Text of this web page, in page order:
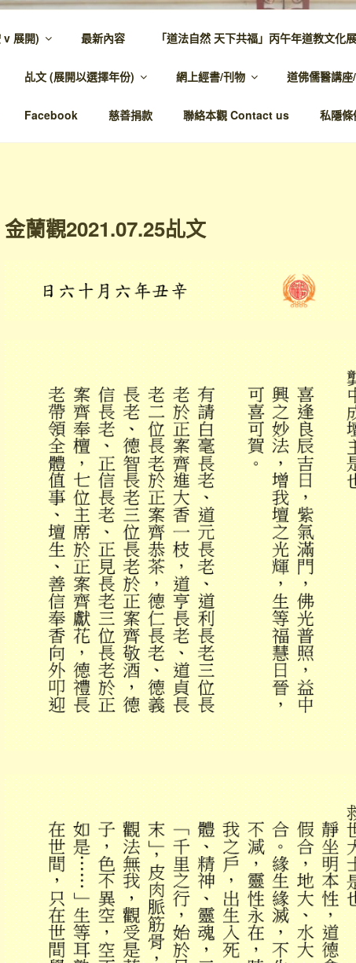
金蘭觀 – 主網頁
金蘭至誠，神人溫馨，代天宣化，百業昌興
v 展開) 最新內容 「道法自然 天下共福」丙午年道教文化
乩文 (展開以選擇年份) 網上經書/刊物 道佛儒醫講
Facebook 慈善捐款 聯絡本觀 Contact us 私隱
金蘭觀2021.07.25乩文